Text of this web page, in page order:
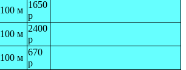
100 м
1650
р
100 м
2400
р
100 м
670
р